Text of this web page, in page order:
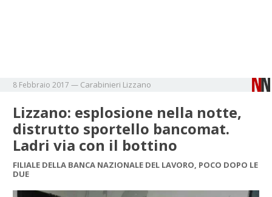
8 Febbraio 2017 — Carabinieri Lizzano
Lizzano: esplosione nella notte,
distrutto sportello bancomat.
Ladri via con il bottino
FILIALE DELLA BANCA NAZIONALE DEL LAVORO, POCO DOPO LE
DUE